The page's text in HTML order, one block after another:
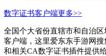
数字证书客户端更多>>
全国个大省份直辖市和自治
客户端，这里爱东东手游网
和相关CA数字证书插件提供